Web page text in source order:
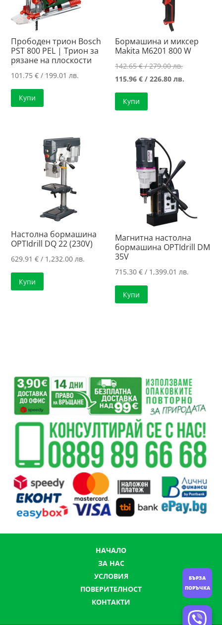
Прободен трион Bosch
PST 800 PEL | Трион за
рязане на плоскости
101.75€ / 199.01 лв.
Купи
Бормашина и миксер
Makita M6201 800 W
142.65€/ 279.00 лв.Original
price
115.96€ / 226.80 лв.
Купи
Настолна бормашина
OPTIdrill DQ 22 (230V)
629.91€ / 1,232.00 лв.
Купи
Магнитна настолна
бормашина OPTIdrill DM
35V
715.30€ / 1,399.01 лв.
Купи
НАЧАЛО
ЗА НАС
УСЛОВИЯ
ПОВЕРИТЕЛНОСТ
КОНТАКТИ
БЪРЗА
ПОРЪЧКА